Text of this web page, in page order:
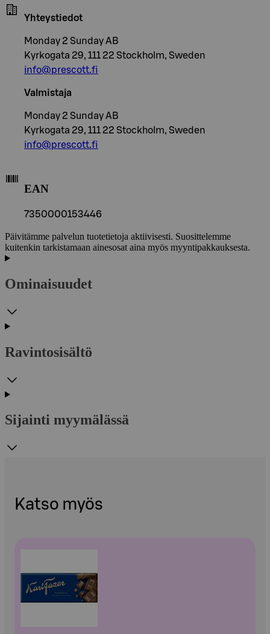
Yhteystiedot
Monday 2 Sunday AB
Kyrkogata 29, 111 22 Stockholm, Sweden
info@prescott.fi
Valmistaja
Monday 2 Sunday AB
Kyrkogata 29, 111 22 Stockholm, Sweden
info@prescott.fi
EAN
7350000153446
Päivitämme palvelun tuotetietoja aktiivisesti. Suosittelemme
kuitenkin tarkistamaan ainesosat aina myös myyntipakkauksesta.
Ominaisuudet
Ravintosisältö
Sijainti myymälässä
Katso myös